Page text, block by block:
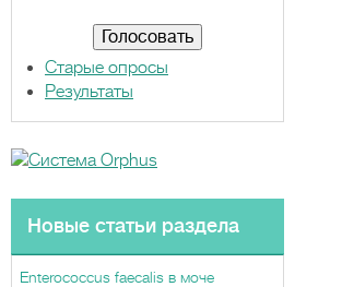
Старые опросы
Результаты
Новые статьи раздела
Enterococcus faecalis в моче